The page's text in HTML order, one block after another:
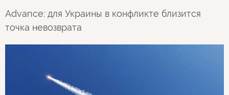
Advance: для Украины в конфликте близится
точка невозврата